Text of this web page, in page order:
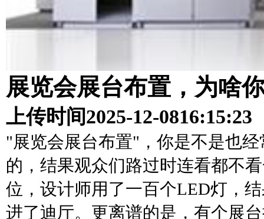
展览会展台布置，为啥
上传时间2025-12-0816:15:23
"展览会展台布置"，你是不是也
的，结果观众们路过时连看都不
位，设计师用了一百个LED灯，
进了迪厅。更离谱的是，有个展